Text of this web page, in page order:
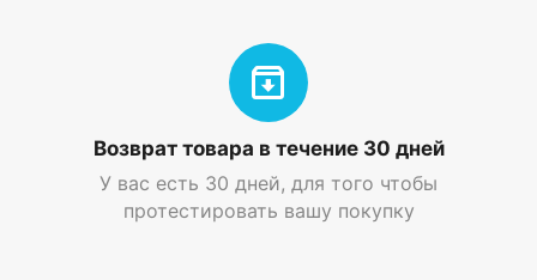
Возврат товара в течение 30 дней
У вас есть 30 дней, для того чтобы
протестировать вашу покупку